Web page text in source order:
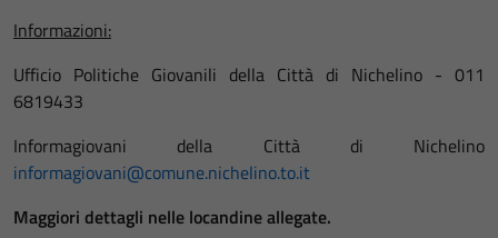
Informazioni:
Ufficio Politiche Giovanili della Città di Nichelino - 011
6819433
Informagiovani della Città di Nichelino
informagiovani@comune.nichelino.to.it
Maggiori dettagli nelle locandine allegate.